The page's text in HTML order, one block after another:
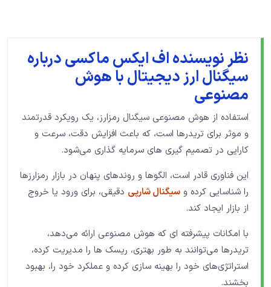
نظر نویسنده اف ایکس ماکسی درباره
سیگنال ارز دیجیتال با هوش
مصنوعی
استفاده از هوش مصنوعی سیگنال رمزارز، یک رویکرد قدرتمند
و موثر برای تریدرها است، که باعث افزایش دقت، سرعت و
کارایی در تصمیم‌ گیری‌ های سرمایه‌ گذاری می‌شود.
این فناوری قادر است، الگوها و روندهای پنهان در بازار رمزارزها
را شناسایی کرده و سیگنال‌ شارپی دقیقی، برای ورود یا خروج
از بازار ایجاد کند.
با امکانات پیشرفته‌ ای که هوش مصنوعی ارائه می‌دهد،
تریدرها می‌توانند به طور بهتری، ریسک‌ ها را مدیریت کرده،
استراتژی‌های خود را بهینه‌ سازی کرده و عملکرد خود را، بهبود
بخشند.